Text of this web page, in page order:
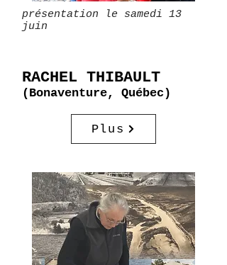
présentation le samedi 13
juin
RACHEL THIBAULT
(Bonaventure, Québec)
Plus